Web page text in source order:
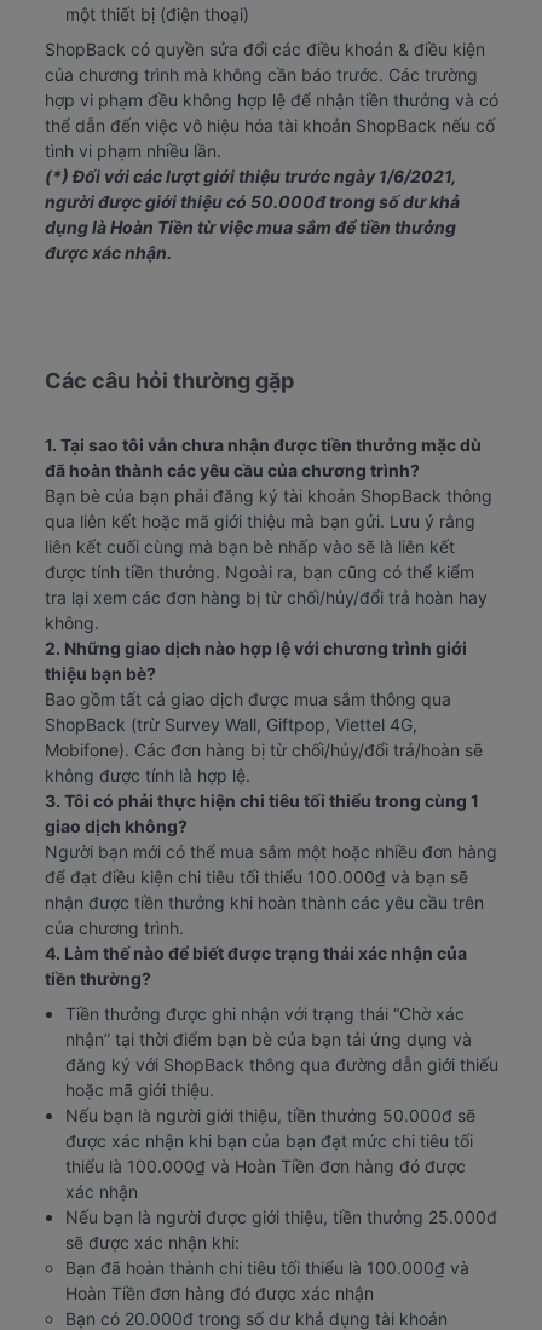
một thiết bị (điện thoại)
ShopBack có quyền sửa đổi các điều khoản & điều kiện
của chương trình mà không cần báo trước. Các trường
hợp vi phạm đều không hợp lệ để nhận tiền thưởng và có
thể dẫn đến việc vô hiệu hóa tài khoản ShopBack nếu cố
tình vi phạm nhiều lần.
(*) Đối với các lượt giới thiệu trước ngày 1/6/2021,
người được giới thiệu có 50.000đ trong số dư khả
dụng là Hoàn Tiền từ việc mua sắm để tiền thưởng
được xác nhận.
Các câu hỏi thường gặp
1. Tại sao tôi vẫn chưa nhận được tiền thưởng mặc dù
đã hoàn thành các yêu cầu của chương trình?
Bạn bè của bạn phải đăng ký tài khoản ShopBack thông
qua liên kết hoặc mã giới thiệu mà bạn gửi. Lưu ý rằng
liên kết cuối cùng mà bạn bè nhấp vào sẽ là liên kết
được tính tiền thưởng. Ngoài ra, bạn cũng có thể kiểm
tra lại xem các đơn hàng bị từ chối/hủy/đổi trả hoàn hay
không.
2. Những giao dịch nào hợp lệ với chương trình giới
thiệu bạn bè?
Bao gồm tất cả giao dịch được mua sắm thông qua
ShopBack (trừ Survey Wall, Giftpop, Viettel 4G,
Mobifone). Các đơn hàng bị từ chối/hủy/đổi trả/hoàn sẽ
không được tính là hợp lệ.
3. Tôi có phải thực hiện chi tiêu tối thiểu trong cùng 1
giao dịch không?
Người bạn mới có thể mua sắm một hoặc nhiều đơn hàng
để đạt điều kiện chi tiêu tối thiểu 100.000₫ và bạn sẽ
nhận được tiền thưởng khi hoàn thành các yêu cầu trên
của chương trình.
4. Làm thế nào để biết được trạng thái xác nhận của
tiền thường?
Tiền thưởng được ghi nhận với trạng thái “Chờ xác
nhận” tại thời điểm bạn bè của bạn tải ứng dụng và
đăng ký với ShopBack thông qua đường dẫn giới thiếu
hoặc mã giới thiệu.
Nếu bạn là người giới thiệu, tiền thưởng 50.000đ sẽ
được xác nhận khi bạn của bạn đạt mức chi tiêu tối
thiểu là 100.000₫ và Hoàn Tiền đơn hàng đó được
xác nhận
Nếu bạn là người được giới thiệu, tiền thưởng 25.000đ
sẽ được xác nhận khi:
Bạn đã hoàn thành chi tiêu tối thiểu là 100.000₫ và
Hoàn Tiền đơn hàng đó được xác nhận
Bạn có 20.000đ trong số dư khả dụng tài khoản